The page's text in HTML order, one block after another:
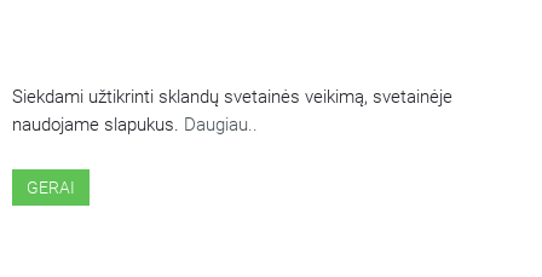
Siekdami užtikrinti sklandų svetainės veikimą, svetainėje
naudojame slapukus. Daugiau..
GERAI